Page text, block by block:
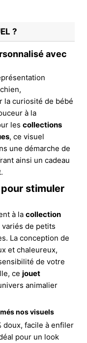
?
avec
la curiosité de bébé
à la
les collections
, ce visuel
une démarche de
ainsi un cadeau
stimuler
à la collection
de petits
La conception de
et chaleureux,
de votre
ce jouet
animalier
nos visuels
doux, facile à enfiler
pour un look